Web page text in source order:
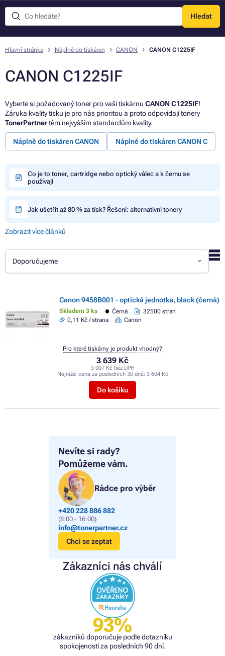
Hledat
Menu
Nevíte si rady?
Pomůžeme vám.
Rádce pro výběr
+420 228 886 882
(8:00 - 16:00)
info@tonerpartner.cz
Chci se zeptat
Zákazníci nás chválí
93%
zákazníků doporučuje podle dotazníku
spokojenosti za posledních 90 dní.
Hlavní stránka Náplně do tiskáren CANON CANON C1225IF
CANON C1225IF
Vyberte si požadovaný toner pro vaši tiskárnu CANON C1225IF!
Záruka kvality tisku je pro nás prioritou a proto odpovídají tonery
TonerPartnertěm nejvyšším standardům kvality.
Náplně do tiskáren CANON Náplně do tiskáren CANON C
Co je to toner, cartridge nebo optický válec a k čemu se
používají
Jak ušetřit až 80 % za tisk? Řešení: alternativní tonery
Zobrazit více článků
Doporučujeme
Canon 9458B001 - optická jednotka, black (černá)
Skladem 3 ks Černá
32500 stran
0,11 Kč / strana
Canon
3 639 Kč
3 007 Kč bez DPH
Nejnižší cena za posledních 30 dnů: 3 604 Kč
Do košíku
Pro které tiskárny je produkt vhodný?